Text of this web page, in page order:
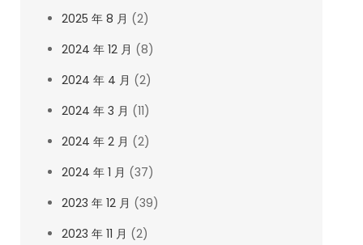
2025 年 8 月 (2)
2024 年 12 月 (8)
2024 年 4 月 (2)
2024 年 3 月 (11)
2024 年 2 月 (2)
2024 年 1 月 (37)
2023 年 12 月 (39)
2023 年 11 月 (2)